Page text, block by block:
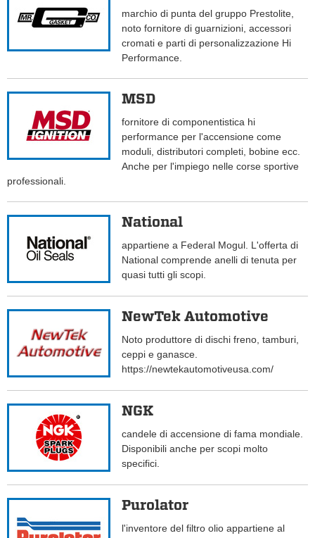
marchio di punta del gruppo Prestolite,
noto fornitore di guarnizioni, accessori
cromati e parti di personalizzazione Hi
Performance.
MSD
fornitore di componentistica hi
performance per l'accensione come
moduli, distributori completi, bobine ecc.
Anche per l'impiego nelle corse sportive
professionali.
National
appartiene a Federal Mogul. L'offerta di
National comprende anelli di tenuta per
quasi tutti gli scopi.
NewTek Automotive
Noto produttore di dischi freno, tamburi,
ceppi e ganasce.
https://newtekautomotiveusa.com/
NGK
candele di accensione di fama mondiale.
Disponibili anche per scopi molto
specifici.
Purolator
l'inventore del filtro olio appartiene al